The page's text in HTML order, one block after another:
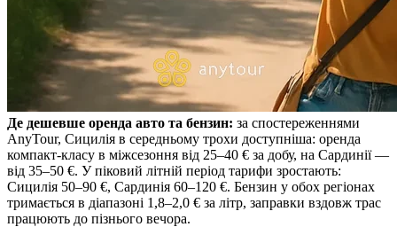
Де дешевше оренда авто та бензин: за спостереженнями
AnyTour, Сицилія в середньому трохи доступніша: оренда
компакт‑класу в міжсезоння від 25–40 € за добу, на Сардинії —
від 35–50 €. У піковий літній період тарифи зростають:
Сицилія 50–90 €, Сардинія 60–120 €. Бензин у обох регіонах
тримається в діапазоні 1,8–2,0 € за літр, заправки вздовж трас
працюють до пізнього вечора.